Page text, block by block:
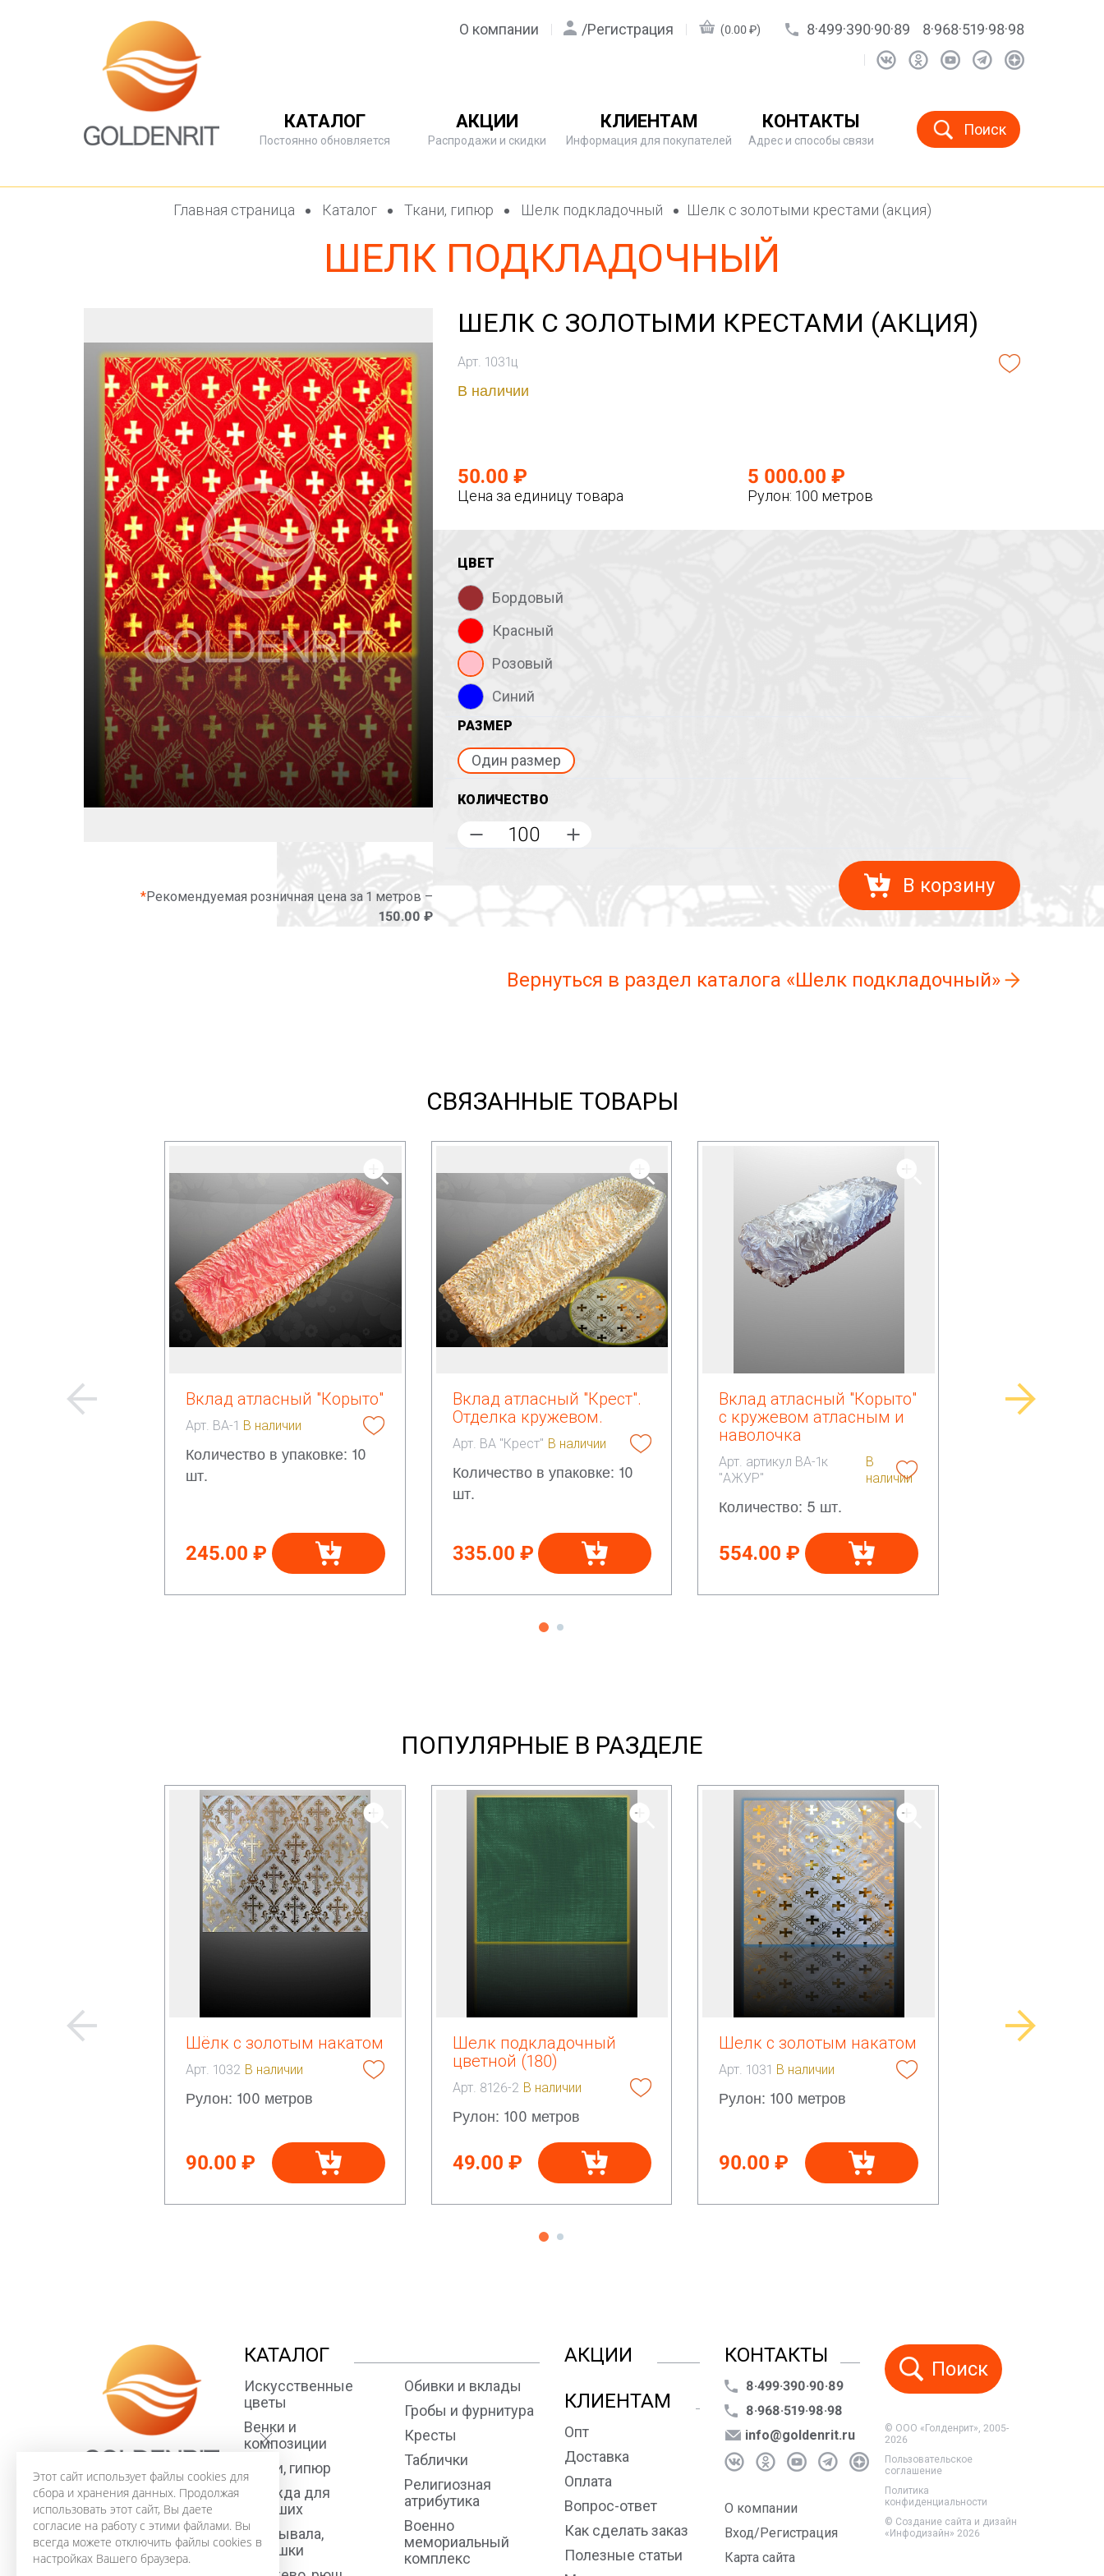
О компании /Регистрация (0.00 ₽) 8·499·390·90·89 8·968·519·98·98
КАТАЛОГ
Постоянно обновляется
АКЦИИ
Распродажи и скидки
КЛИЕНТАМ
Информация для покупателей
КОНТАКТЫ
Адрес и способы связи
Поиск
Главная страница Каталог Ткани, гипюр Шелк подкладочный Шелк с золотыми крестами (акция)
ШЕЛК ПОДКЛАДОЧНЫЙ
*Рекомендуемая розничная цена за 1 метров –
150.00 ₽
ШЕЛК С ЗОЛОТЫМИ КРЕСТАМИ (АКЦИЯ)
Арт. 1031ц
В наличии
50.00 ₽
Цена за единицу товара
5 000.00 ₽
Рулон: 100 метров
ЦВЕТ
Бордовый
Красный
Розовый
Синий
РАЗМЕР
Один размер
КОЛИЧЕСТВО
В корзину
Вернуться в раздел каталога «Шелк подкладочный»
СВЯЗАННЫЕ ТОВАРЫ
Вклад атласный "Корыто"
Арт. ВА-1 В наличии
Количество в упаковке: 10
шт.
245.00 ₽
Вклад атласный "Крест".
Отделка кружевом.
Арт. ВА "Крест" В наличии
Количество в упаковке: 10
шт.
335.00 ₽
Вклад атласный "Корыто"
с кружевом атласным и
наволочка
Арт. артикул ВА-1к
"АЖУР"
В
наличии
Количество: 5 шт.
554.00 ₽
ПОПУЛЯРНЫЕ В РАЗДЕЛЕ
Шёлк с золотым накатом
Арт. 1032 В наличии
Рулон: 100 метров
90.00 ₽
Шелк подкладочный
цветной (180)
Арт. 8126-2 В наличии
Рулон: 100 метров
49.00 ₽
Шелк с золотым накатом
Арт. 1031 В наличии
Рулон: 100 метров
90.00 ₽
КАТАЛОГ
Искусственные
цветы
Венки и
композиции
Ткани, гипюр
Одежда для
усопших
Покрывала,
подушки
Обивки и вклады
Гробы и фурнитура
Кресты
Таблички
Религиозная
атрибутика
Военно
мемориальный
комплекс
АКЦИИ
КЛИЕНТАМ
Опт
Доставка
Оплата
Вопрос-ответ
Как сделать заказ
Полезные статьи
КОНТАКТЫ
8·499·390·90·89
8·968·519·98·98
info@goldenrit.ru
О компании
Вход/Регистрация
Карта сайта
Поиск
© ООО «Голденрит», 2005-
2026
Пользовательское
соглашение
Политика
конфиденциальности
© Создание сайта и дизайн
«Инфодизайн» 2026
Этот сайт использует файлы cookies для
сбора и хранения данных. Продолжая
использовать этот сайт, Вы даете
согласие на работу с этими файлами. Вы
всегда можете отключить файлы cookies в
настройках Вашего браузера.